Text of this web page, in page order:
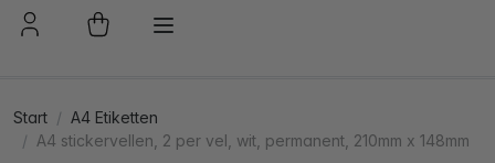
Start
A4 Etiketten
A4 stickervellen, 2 per vel, wit, permanent, 210mm x 148mm